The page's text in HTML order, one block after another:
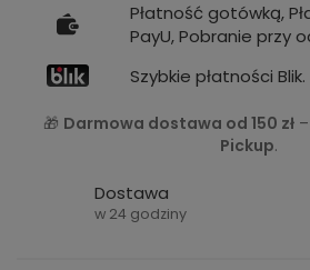
Płatność gotówką,
PayU, Pobranie przy
Szybkie płatności Blik.
🎁 Darmowa dostawa od 150 zł
Pickup.
Dostawa
w 24 godziny